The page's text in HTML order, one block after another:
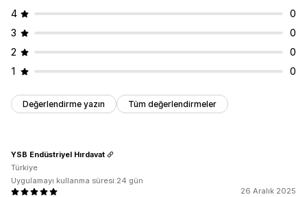
4
0
3
0
2
0
1
0
Değerlendirme yazın Tüm değerlendirmeler
26 Aralık 2025
YSB Endüstriyel Hırdavat
Türkiye
Uygulamayı kullanma süresi:24 gün